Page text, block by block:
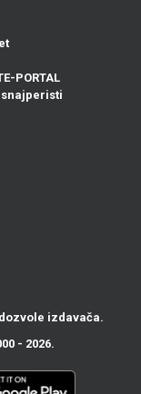
PORTAL
izdavača.
- 2026.